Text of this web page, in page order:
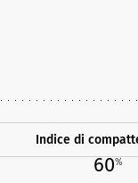
Indice di
60%